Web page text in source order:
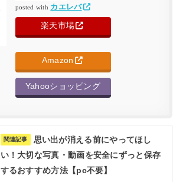
posted with カエレバ
楽天市場
Amazon
Yahooショッピング
関連記事
思い出が消える前にやってほし
い！大切な写真・動画を安全にずっと保存
するおすすめ方法【pc不要】